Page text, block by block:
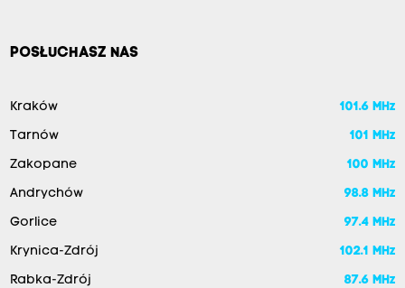
POSŁUCHASZ NAS
Kraków 101.6 MHz
Tarnów 101 MHz
Zakopane 100 MHz
Andrychów 98.8 MHz
Gorlice 97.4 MHz
Krynica-Zdrój 102.1 MHz
Rabka-Zdrój 87.6 MHz